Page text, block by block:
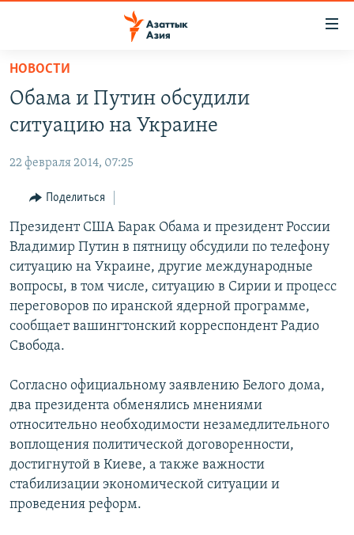
Вернуться
основному
содержанию
Вернутся
навигации
Вернутся
поиску
ЦЕНТРАЛЬНАЯ АЗИЯ
УЗБЕКИСТАН
ТАДЖИКИСТАН
ВОЙНА В УКРАИНЕ
НА ДРУГИХ ЯЗЫКАХ
ҚАЗАҚША
КЫРГЫЗЧА
ЎЗБЕКЧА
ТОҶИКӢ
TÜRKMENÇE
Все сайты РСЕ/РС
НОВОСТИ
Обама и Путин обсудили
ситуацию на Украине
22 февраля 2014, 07:25
Поделиться
Президент США Барак Обама и президент России
Владимир Путин в пятницу обсудили по телефону
ситуацию на Украине, другие международные
вопросы, в том числе, ситуацию в Сирии и процесс
переговоров по иранской ядерной программе,
сообщает вашингтонский корреспондент Радио
Свобода.
Согласно официальному заявлению Белого дома,
два президента обменялись мнениями
относительно необходимости незамедлительного
воплощения политической договоренности,
достигнутой в Киеве, а также важности
стабилизации экономической ситуации и
проведения реформ.